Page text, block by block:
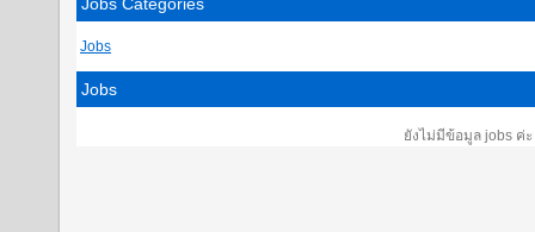
Jobs
Jobs
ยังไม่มีข้อมูล jobs ค่ะ